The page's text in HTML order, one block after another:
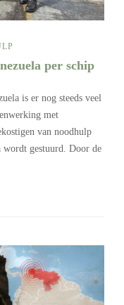
per schip
is er nog steeds veel
met
van noodhulp
wordt gestuurd. Door de